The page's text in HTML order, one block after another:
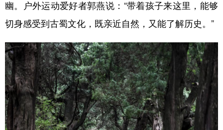
幽。户外运动爱好者郭燕说：“带着孩子来这里，能够
切身感受到古蜀文化，既亲近自然，又能了解历史。”